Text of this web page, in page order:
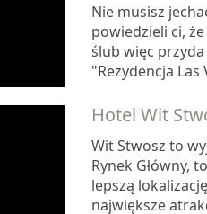
Nie musisz
powiedzieli ci,
ślub więc przyda
"Rezydencja Las
Hotel Wit
Wit Stwosz to
Rynek Główny,
lepszą
największe